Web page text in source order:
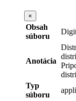
×
Obsah
súboru
Anotácia
Typ
súboru